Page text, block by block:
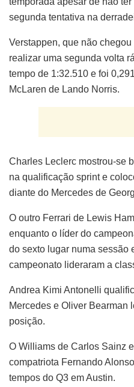
segunda tentativa na
Verstappen, que não
realizar uma segunda volta
tempo de 1:32.510 e foi
McLaren de Lando Norris.
Charles Leclerc mostrou-se
na qualificação sprint e
diante do Mercedes de
O outro Ferrari de Lewis
enquanto o líder do
do sexto lugar numa sessão
campeonato lideraram a
Andrea Kimi Antonelli
Mercedes e Oliver Bearman
posição.
O Williams de Carlos Sainz
compatriota Fernando
tempos do Q3 em Austin.